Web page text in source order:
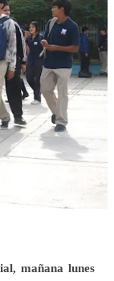
mañana lunes